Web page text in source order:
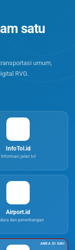
satu
umum,
RVG.
InfoTol.id
Informasi jalan tol
Airport.id
dan penerbangan